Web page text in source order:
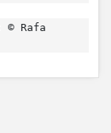
© Rafa